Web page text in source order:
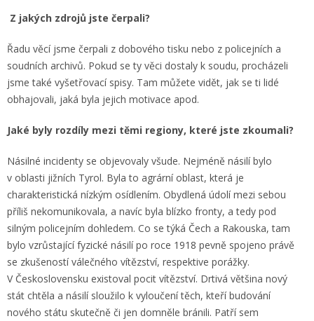
Z jakých zdrojů jste čerpali?
Řadu věcí jsme čerpali z dobového tisku nebo z policejních a
soudních archivů. Pokud se ty věci dostaly k soudu, procházeli
jsme také vyšetřovací spisy. Tam můžete vidět, jak se ti lidé
obhajovali, jaká byla jejich motivace apod.
Jaké byly rozdíly mezi těmi regiony, které jste zkoumali?
Násilné incidenty se objevovaly všude. Nejméně násilí bylo
v oblasti jižních Tyrol. Byla to agrární oblast, která je
charakteristická nízkým osídlením. Obydlená údolí mezi sebou
příliš nekomunikovala, a navíc byla blízko fronty, a tedy pod
silným policejním dohledem. Co se týká Čech a Rakouska, tam
bylo vzrůstající fyzické násilí po roce 1918 pevně spojeno právě
se zkušeností válečného vítězství, respektive porážky.
V Československu existoval pocit vítězství. Drtivá většina nový
stát chtěla a násilí sloužilo k vyloučení těch, kteří budování
nového státu skutečně či jen domněle bránili. Patří sem